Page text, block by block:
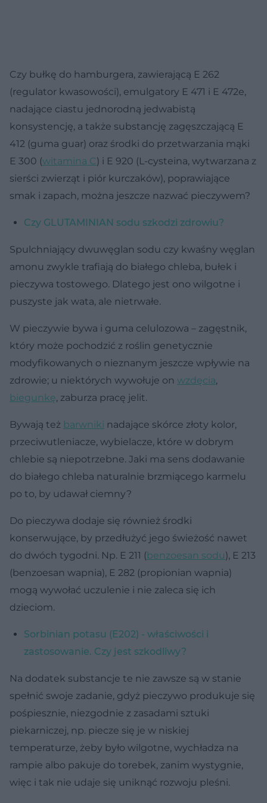
Czy bułkę do hamburgera, zawierającą E 262
(regulator kwasowości), emulgatory E 471 i E 472e,
nadające ciastu jednorodną jedwabistą
konsystencję, a także substancję zagęszczającą E
412 (guma guar) oraz środki do przetwarzania mąki
E 300 (witamina C) i E 920 (L-cysteina, wytwarzana z
sierści zwierząt i piór kurczaków), poprawiające
smak i zapach, można jeszcze nazwać pieczywem?
Czy GLUTAMINIAN sodu szkodzi zdrowiu?
Spulchniający dwuwęglan sodu czy kwaśny węglan
amonu zwykle trafiają do białego chleba, bułek i
pieczywa tostowego. Dlatego jest ono wilgotne i
puszyste jak wata, ale nietrwałe.
W pieczywie bywa i guma celulozowa – zagęstnik,
który może pochodzić z roślin genetycznie
modyfikowanych o nieznanym jeszcze wpływie na
zdrowie; u niektórych wywołuje on wzdęcia,
biegunkę, zaburza pracę jelit.
Bywają też barwniki nadające skórce złoty kolor,
przeciwutleniacze, wybielacze, które w dobrym
chlebie są niepotrzebne. Jaki ma sens dodawanie
do białego chleba naturalnie brzmiącego karmelu
po to, by udawał ciemny?
Do pieczywa dodaje się również środki
konserwujące, by przedłużyć jego świeżość nawet
do dwóch tygodni. Np. E 211 (benzoesan sodu), E 213
(benzoesan wapnia), E 282 (propionian wapnia)
mogą wywołać uczulenie i nie zaleca się ich
dzieciom.
Sorbinian potasu (E202) - właściwości i
zastosowanie. Czy jest szkodliwy?
Na dodatek substancje te nie zawsze są w stanie
spełnić swoje zadanie, gdyż pieczywo produkuje się
pośpiesznie, niezgodnie z zasadami sztuki
piekarniczej, np. piecze się je w niskiej
temperaturze, żeby było wilgotne, wychładza na
rampie albo pakuje do torebek, zanim wystygnie,
więc i tak nie udaje się uniknąć rozwoju pleśni.